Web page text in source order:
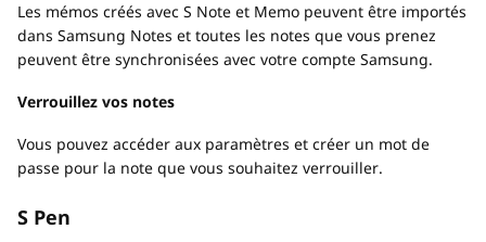
Les mémos créés avec S Note et Memo peuvent être importés
dans Samsung Notes et toutes les notes que vous prenez
peuvent être synchronisées avec votre compte Samsung.
Verrouillez vos notes
Vous pouvez accéder aux paramètres et créer un mot de
passe pour la note que vous souhaitez verrouiller.
S Pen